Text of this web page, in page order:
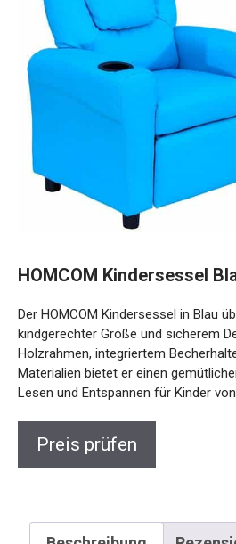
HOMCOM Kindersessel
Der HOMCOM Kindersessel in Blau
kindgerechter Größe und sicherem
Holzrahmen, integriertem
Materialien bietet er einen
Lesen und Entspannen für Kinder
Preis prüfen